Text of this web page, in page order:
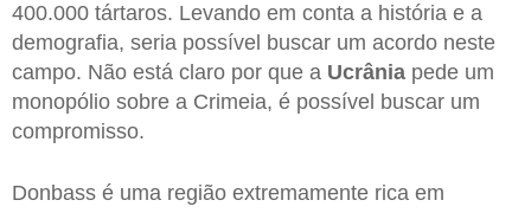
400.000 tártaros. Levando em conta a história e a
demografia, seria possível buscar um acordo neste
campo. Não está claro por que a Ucrânia pede um
monopólio sobre a Crimeia, é possível buscar um
compromisso.
Donbass é uma região extremamente rica em